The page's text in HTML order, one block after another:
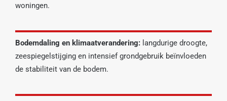
woningen.
Bodemdaling en klimaatverandering: langdurige droogte,
zeespiegelstijging en intensief grondgebruik beïnvloeden
de stabiliteit van de bodem.